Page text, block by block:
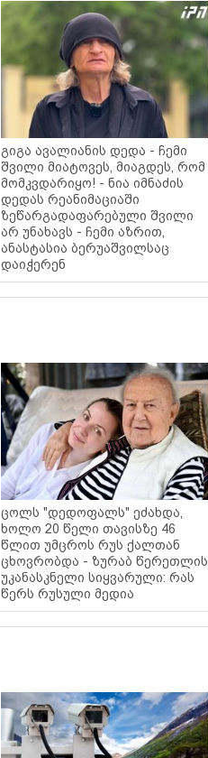
გიგა ავალიანის დედა - ჩემი
შვილი მიატოვეს, მიაგდეს, რომ
მომკვდარიყო! - ნია იმნაძის
დედას რეანიმაციაში
ზეწარგადაფარებული შვილი
არ უნახავს - ჩემი აზრით,
ანასტასია ბერუაშვილსაც
დაიჭერენ
ცოლს "დედოფალს" ეძახდა,
ხოლო 20 წელი თავისზე 46
წლით უმცროს რუს ქალთან
ცხოვრობდა - ზურაბ წერეთლის
უკანასკნელი სიყვარული: რას
წერს რუსული მედია